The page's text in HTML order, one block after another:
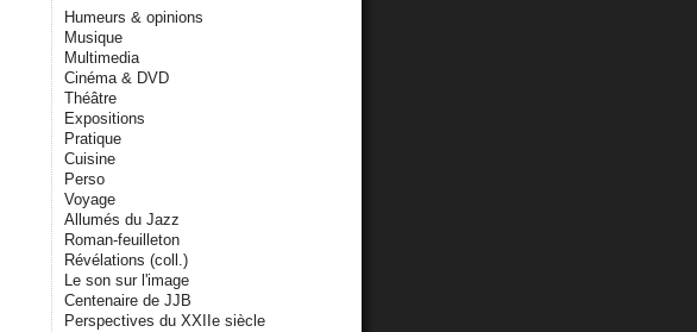
Humeurs & opinions
Musique
Multimedia
Cinéma & DVD
Théâtre
Expositions
Pratique
Cuisine
Perso
Voyage
Allumés du Jazz
Roman-feuilleton
Révélations (coll.)
Le son sur l'image
Centenaire de JJB
Perspectives du XXIIe siècle